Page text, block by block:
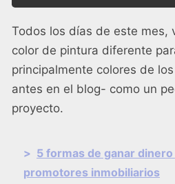
Todos los días de este mes,
color de pintura diferente
principalmente colores de
antes en el blog- como un
proyecto.
> 5 formas de ganar
promotores inmobiliarios